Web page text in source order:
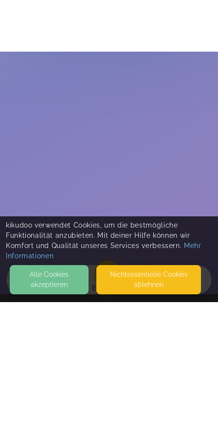
EVENTS
kikudoo verwendet Cookies, um die bestmögliche
Funktionalität anzubieten. Mit deiner Hilfe können wir
Komfort und Qualität unseres Services verbessern. Mehr
Informationen
Alle Cookies
akzeptieren
Nicht­essentielle Cookies
ablehnen